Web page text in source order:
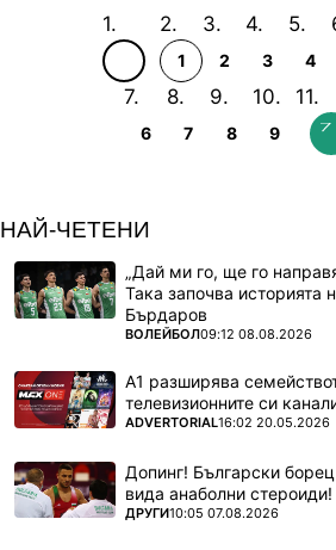
1 2 3 4
6 7 8 9
НАЙ-ЧЕТЕНИ
„Дай ми го, ще го
Така започва историята
Бърдаров
ПОВЕЧЕ ОТ
ВОЛЕЙБОЛ09:12 08.08.2026
А1 разширява
телевизионните си
ПОВЕЧЕ ОТ
ADVERTORIAL16:02 20.05.2026
Допинг! Български
вида анаболни стероиди!
ПОВЕЧЕ ОТ
ДРУГИ10:05 07.08.2026